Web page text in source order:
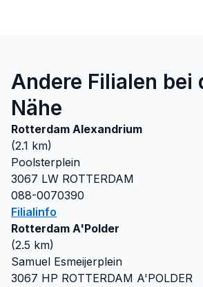
Andere Filialen bei
Nähe
Rotterdam Alexandrium
(2.1 km)
Poolsterplein
3067 LW ROTTERDAM
088-0070390
Filialinfo
Rotterdam A'Polder
(2.5 km)
Samuel Esmeijerplein
3067 HP ROTTERDAM A'POLDER